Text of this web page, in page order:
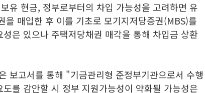
유 현금, 정부로부터의 차입 가능성을 고려하면 유
을 매입한 후 이를 기초로 모기지저당증권(MBS)를
은 있으나 주택저당채권 매각을 통해 차입금 상환
보고서를 통해 "기금관리형 준정부기관으로서 수행
를 감안할 시 정부 지원가능성이 약화될 가능성은